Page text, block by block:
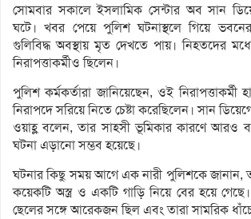
সোমবার সকালে ইসলামিক সেন্টার অব সান
ঘটে। খবর পেয়ে পুলিশ ঘটনাস্থলে গিয়ে
গুলিবিদ্ধ অবস্থায় মৃত দেখতে পায়। নিহতদের
নিরাপত্তাকর্মীও ছিলেন।
পুলিশ কর্মকর্তারা জানিয়েছেন, ওই নিরাপত্তাকর্মী
নিরাপদে সরিয়ে নিতে চেষ্টা করেছিলেন। সান
ওয়াহ্ল বলেন, তার সাহসী ভূমিকার কারণে আরও
ঘটনা এড়ানো সম্ভব হয়েছে।
ঘটনার কিছু সময় আগে এক নারী পুলিশকে জানান,
কয়েকটি অস্ত্র ও একটি গাড়ি নিয়ে বের হয়ে
ছেলের সঙ্গে আরেকজন ছিল এবং তারা সামরিক